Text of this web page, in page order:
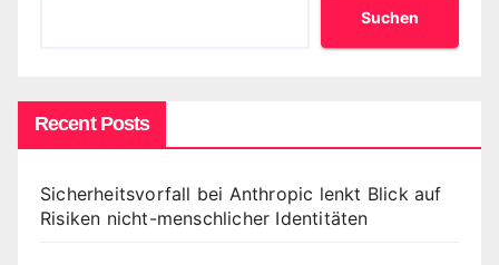
Suchen
Recent Posts
Sicherheitsvorfall bei Anthropic lenkt Blick auf
Risiken nicht-menschlicher Identitäten